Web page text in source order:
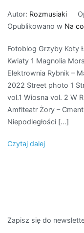
Autor: Rozmusiaki
Opublikowano w Na
Fotoblog Grzyby Koty
Kwiaty 1 Magnolia
Elektrownia Rybnik –
2022 Street photo 1
vol.1 Wiosna vol. 2 W
Amfiteatr Żory –
Niepodległości […]
Czytaj dalej
Zapisz się do